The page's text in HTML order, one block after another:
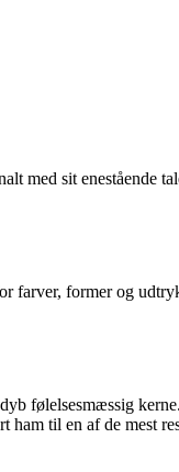
med sit
former og
følelsesmæssig
til en af de mest